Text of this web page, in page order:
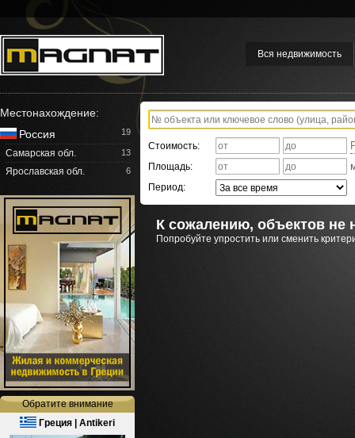
Вся недвижимость
Местонахождение:
Россия
19
Самарская обл. 13
Ярославская обл. 6
Обратите внимание
Греция | Antikeri
Стоимость:
Площадь:
Период:
К сожалению, объектов не
Попробуйте упростить или сменить